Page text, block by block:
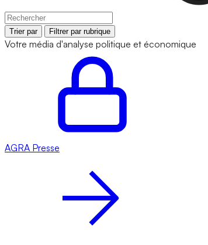
Trier par Filtrer par rubrique
Votre média d'analyse politique et économique
AGRA Presse